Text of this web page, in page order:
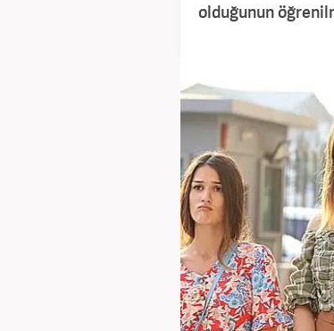
olduğunun